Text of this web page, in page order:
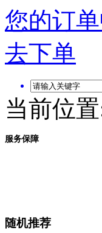
您的订
去下单
当前位
服务保障
随机推荐